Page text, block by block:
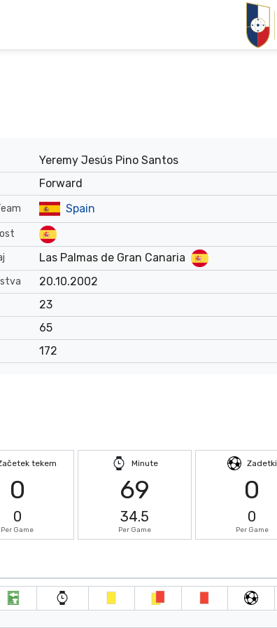
Yeremy Jesús Pino Santos
Forward
Spain
Las Palmas de Gran Canaria
20.10.2002
23
65
172
tekem
0
0
Per Game
Minute
69
34.5
Per Game
Zadetki
0
0
Per Game